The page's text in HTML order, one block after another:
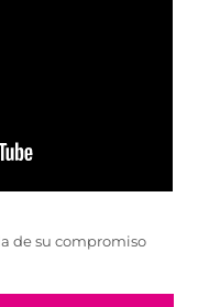
de su compromiso